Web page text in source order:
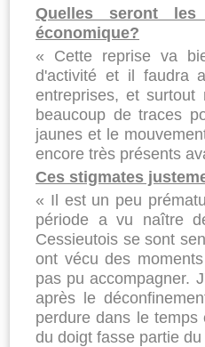
Quelles seront
économique?
« Cette reprise va
d'activité et il faudra
entreprises, et
beau­coup de traces
jaunes et le
encore très présents
Ces stigmates
« Il est un peu
pé­riode a vu naître
Cessieutois se sont
ont vécu des
pas pu accompagner.
après le
perdure dans le
du doigt fasse partie